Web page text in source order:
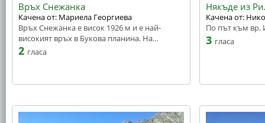
Връх Снежанка
Качена от: Мариела Георгиева
Връх Снежанка е висок 1926 м и е най-
високият връх в Букова планина. На…
2 гласа
Някъде из
Качена от:
По път към вр.
3 гласа